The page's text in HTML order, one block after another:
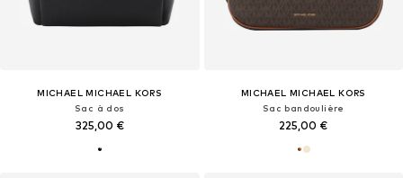
MICHAEL MICHAEL KORS
Sac à dos
325,00 €
MICHAEL MICHAEL KORS
Sac bandoulière
225,00 €